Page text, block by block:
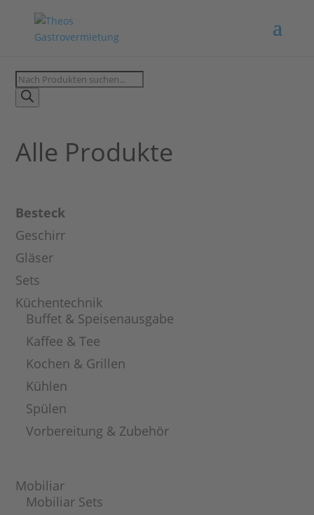
Products
search
Alle Produkte
Besteck
Geschirr
Gläser
Sets
Küchentechnik
Buffet & Speisenausgabe
Kaffee & Tee
Kochen & Grillen
Kühlen
Spülen
Vorbereitung & Zubehör
Mobiliar
Mobiliar Sets